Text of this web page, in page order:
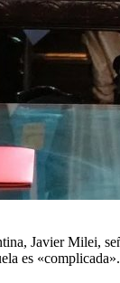
Javier Milei,
es «complicada».